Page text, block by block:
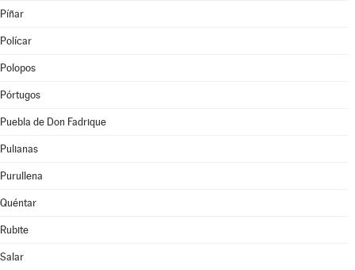
Píñar
Polícar
Polopos
Pórtugos
Puebla de Don Fadrique
Pulianas
Purullena
Quéntar
Rubite
Salar